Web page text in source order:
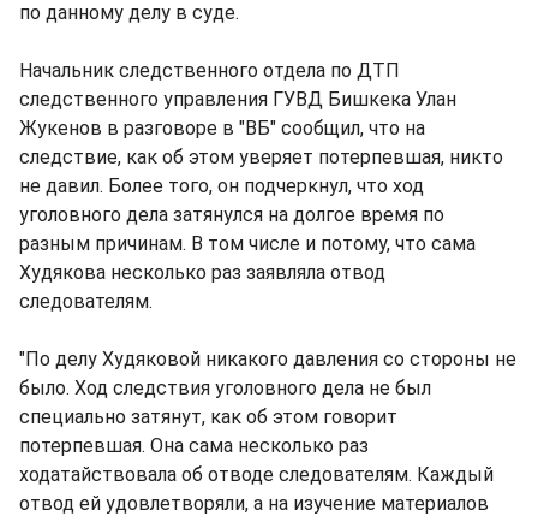
по данному делу в суде.
Начальник следственного отдела по ДТП
следственного управления ГУВД Бишкека Улан
Жукенов в разговоре в "ВБ" сообщил, что на
следствие, как об этом уверяет потерпевшая, никто
не давил. Более того, он подчеркнул, что ход
уголовного дела затянулся на долгое время по
разным причинам. В том числе и потому, что сама
Худякова несколько раз заявляла отвод
следователям.
"По делу Худяковой никакого давления со стороны не
было. Ход следствия уголовного дела не был
специально затянут, как об этом говорит
потерпевшая. Она сама несколько раз
ходатайствовала об отводе следователям. Каждый
отвод ей удовлетворяли, а на изучение материалов